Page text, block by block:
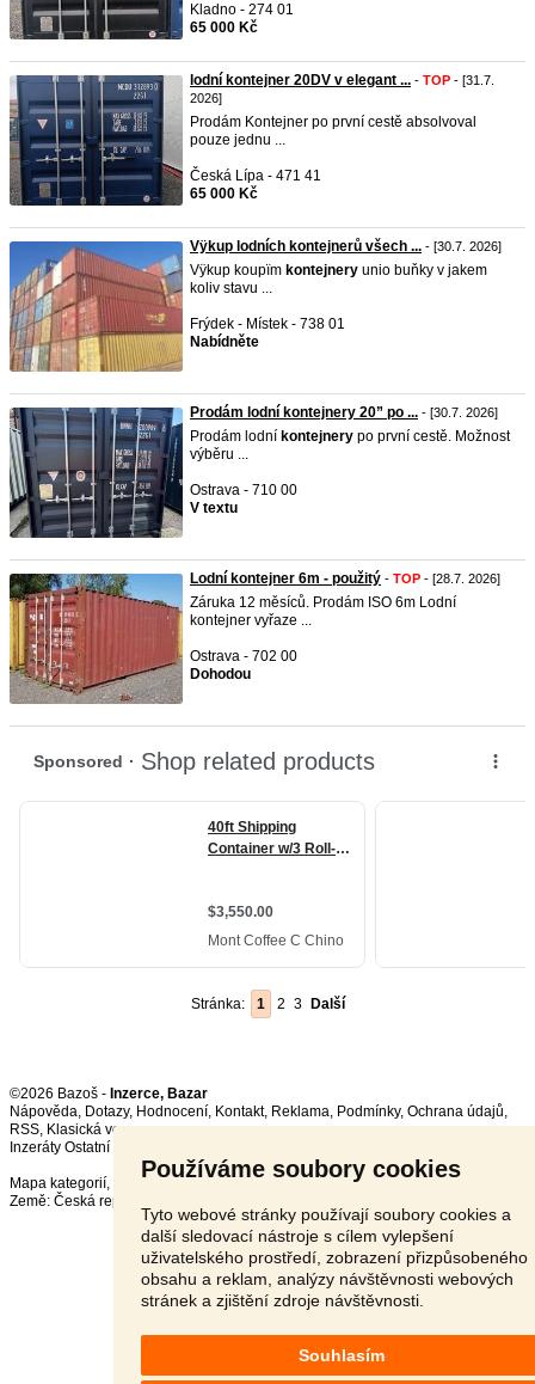
Používáme soubory cookies
Tyto webové stránky používají soubory cookies a
další sledovací nástroje s cílem vylepšení
uživatelského prostředí, zobrazení přizpůsobeného
obsahu a reklam, analýzy návštěvnosti webových
stránek a zjištění zdroje návštěvnosti.
Souhlasím
Kladno - 274 01
65 000 Kč
lodní kontejner 20DV v elegant ... - TOP - [31.7.
2026]
Prodám Kontejner po první cestě absolvoval
pouze jednu ...
Česká Lípa - 471 41
65 000 Kč
Vÿkup lodních kontejnerů všech ... - [30.7. 2026]
Vÿkup koupïm kontejnery unio buňky v jakem
koliv stavu ...
Frýdek - Místek - 738 01
Nabídněte
Prodám lodní kontejnery 20” po ... - [30.7. 2026]
Prodám lodní kontejnery po první cestě. Možnost
výběru ...
Ostrava - 710 00
V textu
Lodní kontejner 6m - použitý - TOP - [28.7. 2026]
Záruka 12 měsíců. Prodám ISO 6m Lodní
kontejner vyřaze ...
Ostrava - 702 00
Dohodou
Stránka: 1 2 3 Další
©2026 Bazoš - Inzerce, Bazar
Nápověda, Dotazy, Hodnocení, Kontakt, Reklama, Podmínky, Ochrana údajů,
RSS,
Inzeráty Ostatní celkem:
Mapa kategorií,
Země: Česká republika